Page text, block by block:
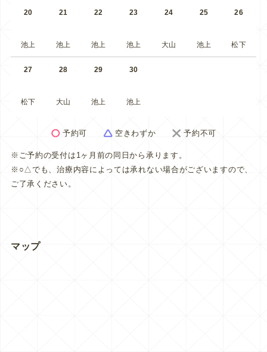
20
池上
21
池上
22
池上
23
池上
24
大山
25
池上
26
松下
27
松下
28
大山
29
池上
30
池上
予約可 空きわずか 予約不可
※ご予約の受付は1ヶ月前の同日から承ります。
※○△でも、治療内容によっては承れない場合がございますので、
ご了承ください。
マップ